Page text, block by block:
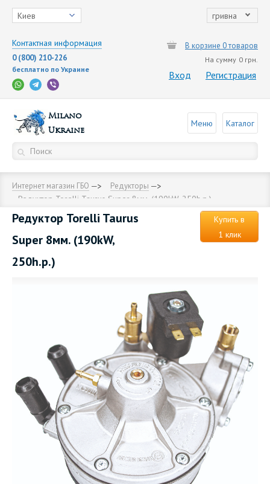
Киев гривна
Контактная информация
0 (800) 210-226
бесплатно по Украине
В корзине 0 товаров
На сумму 0 грн.
Вход Регистрация
Milano
Ukraine
Меню Каталог
Интернет магазин ГБО Редукторы
Редуктор Torelli Taurus Super 8мм. (190kW, 250h.p.)
Редуктор Torelli Taurus
Super 8мм. (190kW,
250h.p.)
Купить в
1 клик